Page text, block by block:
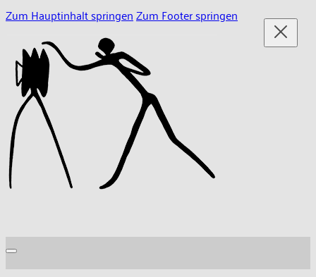
Zum Hauptinhalt springenZum Footer springen